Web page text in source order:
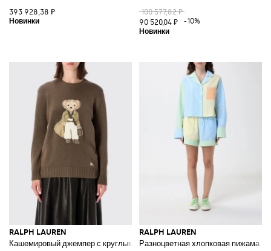
393 928,38 ₽
100 577,82 ₽
90 520,04 ₽
-10%
RALPH LAUREN
Кашемировый джемпер с круглым вырезом и контрастным принтом
RALPH LAUREN
Разноцветная хлопковая пижама